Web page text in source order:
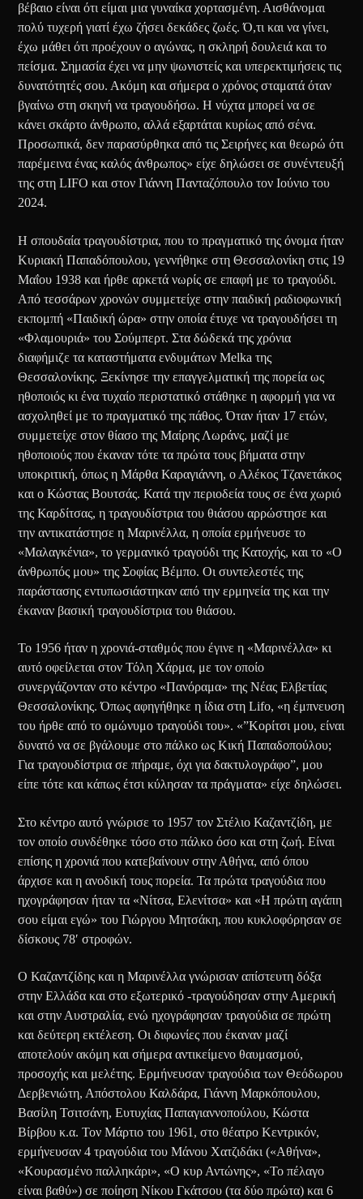
βέβαιο είναι ότι είμαι μια γυναίκα χορτασμένη. Αισθάνομαι
πολύ τυχερή γιατί έχω ζήσει δεκάδες ζωές. Ό,τι και να γίνει,
έχω μάθει ότι προέχουν ο αγώνας, η σκληρή δουλειά και το
πείσμα. Σημασία έχει να μην ψωνιστείς και υπερεκτιμήσεις τις
δυνατότητές σου. Ακόμη και σήμερα ο χρόνος σταματά όταν
βγαίνω στη σκηνή να τραγουδήσω. Η νύχτα μπορεί να σε
κάνει σκάρτο άνθρωπο, αλλά εξαρτάται κυρίως από σένα.
Προσωπικά, δεν παρασύρθηκα από τις Σειρήνες και θεωρώ ότι
παρέμεινα ένας καλός άνθρωπος» είχε δηλώσει σε συνέντευξή
της στη LIFO και στον Γιάννη Πανταζόπουλο τον Ιούνιο του
2024.
Η σπουδαία τραγουδίστρια, που το πραγματικό της όνομα ήταν
Κυριακή Παπαδόπουλου, γεννήθηκε στη Θεσσαλονίκη στις 19
Μαΐου 1938 και ήρθε αρκετά νωρίς σε επαφή με το τραγούδι.
Από τεσσάρων χρονών συμμετείχε στην παιδική ραδιοφωνική
εκπομπή «Παιδική ώρα» στην οποία έτυχε να τραγουδήσει τη
«Φλαμουριά» του Σούμπερτ. Στα δώδεκά της χρόνια
διαφήμιζε τα καταστήματα ενδυμάτων Melka της
Θεσσαλονίκης. Ξεκίνησε την επαγγελματική της πορεία ως
ηθοποιός κι ένα τυχαίο περιστατικό στάθηκε η αφορμή για να
ασχοληθεί με το πραγματικό της πάθος. Όταν ήταν 17 ετών,
συμμετείχε στον θίασο της Μαίρης Λωράνς, μαζί με
ηθοποιούς που έκαναν τότε τα πρώτα τους βήματα στην
υποκριτική, όπως η Μάρθα Καραγιάννη, ο Αλέκος Τζανετάκος
και ο Κώστας Βουτσάς. Κατά την περιοδεία τους σε ένα χωριό
της Καρδίτσας, η τραγουδίστρια του θιάσου αρρώστησε και
την αντικατάστησε η Μαρινέλλα, η οποία ερμήνευσε το
«Μαλαγκένια», το γερμανικό τραγούδι της Κατοχής, και το «Ο
άνθρωπός μου» της Σοφίας Βέμπο. Οι συντελεστές της
παράστασης εντυπωσιάστηκαν από την ερμηνεία της και την
έκαναν βασική τραγουδίστρια του θιάσου.
Το 1956 ήταν η χρονιά-σταθμός που έγινε η «Μαρινέλλα» κι
αυτό οφείλεται στον Τόλη Χάρμα, με τον οποίο
συνεργάζονταν στο κέντρο «Πανόραμα» της Νέας Ελβετίας
Θεσσαλονίκης. Όπως αφηγήθηκε η ίδια στη Lifo, «η έμπνευση
του ήρθε από το ομώνυμο τραγούδι του». «”Κορίτσι μου, είναι
δυνατό να σε βγάλουμε στο πάλκο ως Κική Παπαδοπούλου;
Για τραγουδίστρια σε πήραμε, όχι για δακτυλογράφο”, μου
είπε τότε και κάπως έτσι κύλησαν τα πράγματα» είχε δηλώσει.
Στο κέντρο αυτό γνώρισε το 1957 τον Στέλιο Καζαντζίδη, με
τον οποίο συνδέθηκε τόσο στο πάλκο όσο και στη ζωή. Είναι
επίσης η χρονιά που κατεβαίνουν στην Αθήνα, από όπου
άρχισε και η ανοδική τους πορεία. Τα πρώτα τραγούδια που
ηχογράφησαν ήταν τα «Νίτσα, Ελενίτσα» και «Η πρώτη αγάπη
σου είμαι εγώ» του Γιώργου Μητσάκη, που κυκλοφόρησαν σε
δίσκους 78′ στροφών.
Ο Καζαντζίδης και η Μαρινέλλα γνώρισαν απίστευτη δόξα
στην Ελλάδα και στο εξωτερικό -τραγούδησαν στην Αμερική
και στην Αυστραλία, ενώ ηχογράφησαν τραγούδια σε πρώτη
και δεύτερη εκτέλεση. Οι διφωνίες που έκαναν μαζί
αποτελούν ακόμη και σήμερα αντικείμενο θαυμασμού,
προσοχής και μελέτης. Ερμήνευσαν τραγούδια των Θεόδωρου
Δερβενιώτη, Απόστολου Καλδάρα, Γιάννη Μαρκόπουλου,
Βασίλη Τσιτσάνη, Ευτυχίας Παπαγιαννοπούλου, Κώστα
Βίρβου κ.α. Τον Μάρτιο του 1961, στο θέατρο Κεντρικόν,
ερμήνευσαν 4 τραγούδια του Μάνου Χατζιδάκι («Αθήνα»,
«Κουρασμένο παλληκάρι», «Ο κυρ Αντώνης», «Το πέλαγο
είναι βαθύ») σε ποίηση Νίκου Γκάτσου (τα δύο πρώτα) και 6